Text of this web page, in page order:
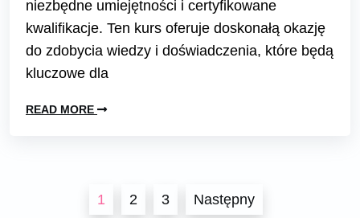
niezbędne umiejętności i certyfikowane
kwalifikacje. Ten kurs oferuje doskonałą okazję
do zdobycia wiedzy i doświadczenia, które będą
kluczowe dla
READ MORE
Nawigacja
1 2 3 Następny